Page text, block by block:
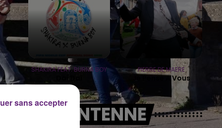
16h00 - 20h00
LE WEEK-END CHAMPAGNE FM
SHAKIRA FEAT. BURNA BOY PIERRE DE MAERE
Je Pense A Vous
A L'ANTENNE
sans accepter